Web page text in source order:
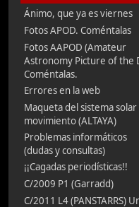
Ánimo, que ya es viernes
Fotos APOD. Coméntalas
Fotos AAPOD (Amateur
Astronomy Picture of the
Coméntalas.
Errores en la web
Maqueta del sistema
movimiento (ALTAYA)
Problemas informáticos
(dudas y consultas)
¡¡Cagadas periodísticas!!
C/2009 P1 (Garradd)
C/2011 L4 (PANSTARRS)